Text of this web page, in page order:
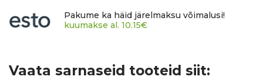
Pakume ka häid järelmaksu võimalusi!
kuumakse al. 10.15€
Vaata sarnaseid tooteid siit: